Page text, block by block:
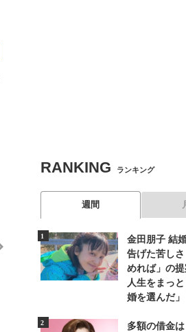
RANKING ランキング
週間
金田朋子 結
告げた苦し
めれば」の
人生をまっ
婚を選んだ」
多額の借金